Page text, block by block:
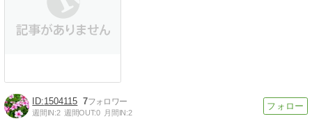
1504115 7
週間IN:2 週間OUT:0 月間IN:2